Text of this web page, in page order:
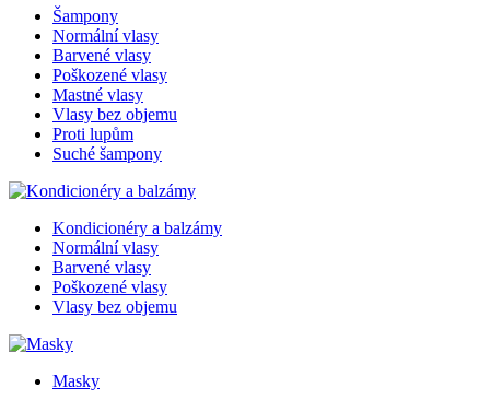
Šampony
Normální vlasy
Barvené vlasy
Poškozené vlasy
Mastné vlasy
Vlasy bez objemu
Proti lupům
Suché šampony
Kondicionéry a balzámy
Normální vlasy
Barvené vlasy
Poškozené vlasy
Vlasy bez objemu
Masky